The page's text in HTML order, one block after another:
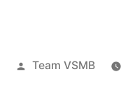
Posted
Team VSMB